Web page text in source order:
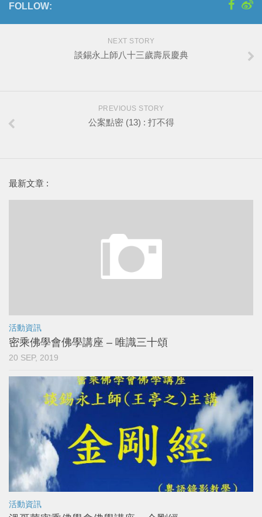
FOLLOW:
NEXT STORY
談錫永上師八十三歲壽辰慶典
PREVIOUS STORY
公案點密 (13) : 打不得
最新文章 :
活動資訊
密乘佛學會佛學講座 – 唯識三十頌
20 SEP, 2019
活動資訊